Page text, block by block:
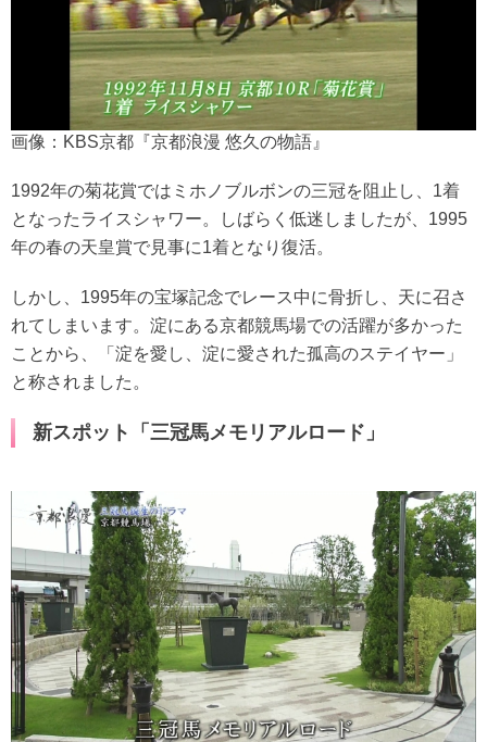
画像：KBS京都『京都浪漫 悠久の物語』
1992年の菊花賞ではミホノブルボンの三冠を阻止し、1着
となったライスシャワー。しばらく低迷しましたが、1995
年の春の天皇賞で見事に1着となり復活。
しかし、1995年の宝塚記念でレース中に骨折し、天に召さ
れてしまいます。淀にある京都競馬場での活躍が多かった
ことから、「淀を愛し、淀に愛された孤高のステイヤー」
と称されました。
新スポット「三冠馬メモリアルロード」